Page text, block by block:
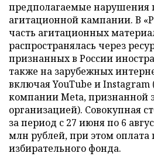
предполагаемые нарушения
агитационной кампании. В
часть агитационных
распространялась через
признанных в России
также на зарубежных
включая YouTube и
компании Meta, признанной
организацией). Совокупная
за период с 27 июня по 6
млн рублей, при этом оплата
избирательного фонда.